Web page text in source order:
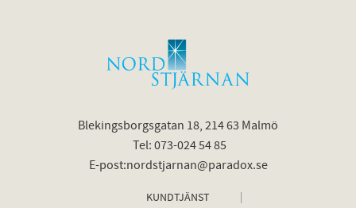
Blekingsborgsgatan 18, 214 63 Malmö
Tel: 073-024 54 85
E-post:nordstjarnan@paradox.se
KUNDTJÄNST